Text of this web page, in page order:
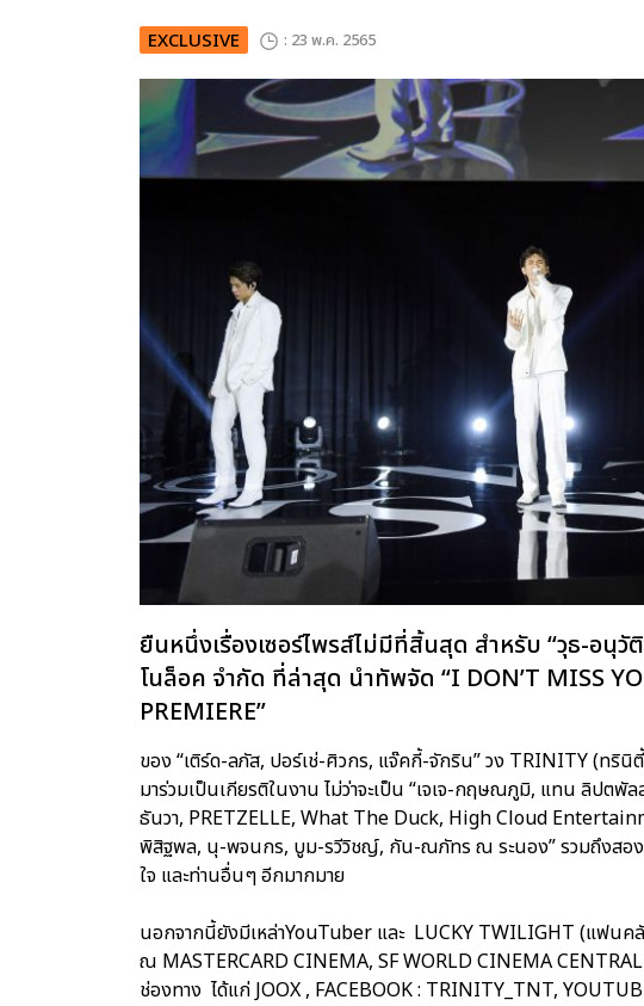
EXCLUSIVE : 23 พ.ค. 2565
ยืนหนึ่งเรื่องเซอร์ไพรส์ไม่มีที่สิ้นสุด สำหรับ “วุธ-อนุวั
โนล็อค จำกัด ที่ล่าสุด นำทัพจัด “I DON’T MISS
PREMIERE”
ของ “เติร์ด-ลภัส, ปอร์เช่-ศิวกร, แจ๊คกี้-จักริน” วง TRINITY (ท
มาร่วมเป็นเกียรติในงาน ไม่ว่าจะเป็น “เจเจ-กฤษณภูมิ, แทน ลิปตพั
ธันวา, PRETZELLE, What The Duck, High Cloud
พิสิฐพล, นุ-พจนกร, บูม-รวีวิชญ์, กัน-ณภัทร ณ ระนอง” รวมถึงสอง
ใจ และท่านอื่นๆ อีกมากมาย
นอกจากนี้ยังมีเหล่าYouTuber และ LUCKY TWILIGHT (แฟน
ณ MASTERCARD CINEMA, SF WORLD CINEMA
ช่องทาง ได้แก่ JOOX , FACEBOOK : TRINITY_TNT,